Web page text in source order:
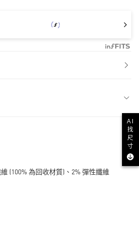
(100% 為回收材質)、2% 彈性纖維
AI
找
尺
寸